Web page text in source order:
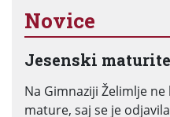
Novice
Jesenski
Na Gimnaziji Želimlje
mature, saj se je